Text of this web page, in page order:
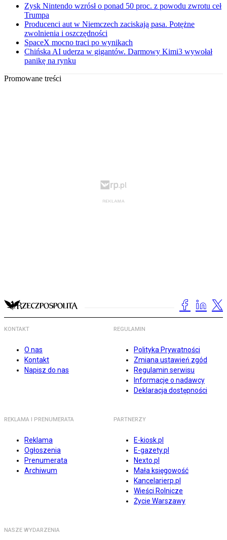
Zysk Nintendo wzrósł o ponad 50 proc. z powodu zwrotu ceł
Trumpa
Producenci aut w Niemczech zaciskają pasa. Potężne
zwolnienia i oszczędności
SpaceX mocno traci po wynikach
Chińska AI uderza w gigantów. Darmowy Kimi3 wywołał
panikę na rynku
Promowane treści
KONTAKT
O nas
Kontakt
Napisz do nas
REGULAMIN
Polityka Prywatności
Zmiana ustawień zgód
Regulamin serwisu
Informacje o nadawcy
Deklaracja dostępności
REKLAMA I PRENUMERATA
Reklama
Ogłoszenia
Prenumerata
Archiwum
PARTNERZY
E-kiosk.pl
E-gazety.pl
Nexto.pl
Mała księgowość
Kancelarierp.pl
Wieści Rolnicze
Życie Warszawy
NASZE WYDARZENIA